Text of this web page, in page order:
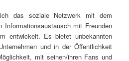
das soziale Netzwerk mit dem
Informationsaustausch mit Freunden
entwickelt. Es bietet unbekannten
und in der Öffentlichkeit
mit seinen/ihren Fans und